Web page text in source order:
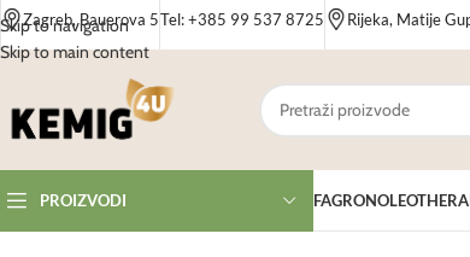
Skip to navigation
Skip to main content
Zagreb, Bauerova 5Tel: +385 99 537 8725 Rijeka, Matije
PROIZVODI FAGRON